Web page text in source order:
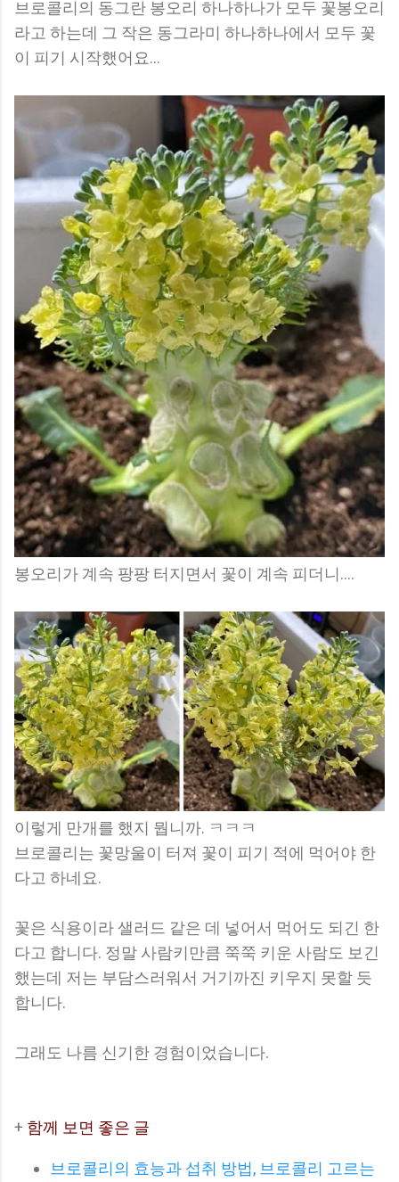
브로콜리의 동그란 봉오리 하나하나가 모두 꽃봉오리
라고 하는데 그 작은 동그라미 하나하나에서 모두 꽃
이 피기 시작했어요...
봉오리가 계속 팡팡 터지면서 꽃이 계속 피더니....
이렇게 만개를 했지 뭡니까. ㅋㅋㅋ
브로콜리는 꽃망울이 터져 꽃이 피기 적에 먹어야 한
다고 하네요.
꽃은 식용이라 샐러드 같은 데 넣어서 먹어도 되긴 한
다고 합니다. 정말 사람키만큼 쭉쭉 키운 사람도 보긴
했는데 저는 부담스러워서 거기까진 키우지 못할 듯
합니다.
그래도 나름 신기한 경험이었습니다.
+ 함께 보면 좋은 글
브로콜리의 효능과 섭취 방법, 브로콜리 고르는